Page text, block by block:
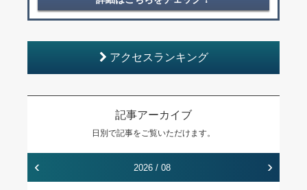
アクセスランキング
記事アーカイブ
日別で記事をご覧いただけます。
‹ 2026 / 08 ›